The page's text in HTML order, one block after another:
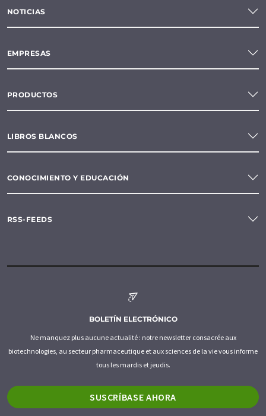
NOTICIAS
EMPRESAS
PRODUCTOS
LIBROS BLANCOS
CONOCIMIENTO Y EDUCACIÓN
RSS-FEEDS
BOLETÍN ELECTRÓNICO
Ne manquez plus aucune actualité : notre newsletter consacrée aux
biotechnologies, au secteur pharmaceutique et aux sciences de la vie vous informe
tous les mardis et jeudis.
SUSCRÍBASE AHORA